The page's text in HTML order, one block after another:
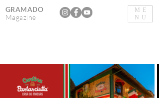
ME
NU
GRAMADO
Magazine